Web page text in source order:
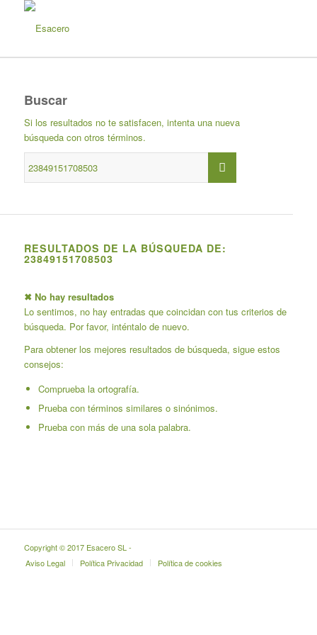
Buscar
Si los resultados no te satisfacen, intenta una nueva
búsqueda con otros términos.
RESULTADOS DE LA BÚSQUEDA DE:
23849151708503
✖ No hay resultados
Lo sentimos, no hay entradas que coincidan con tus criterios de
búsqueda. Por favor, inténtalo de nuevo.
Para obtener los mejores resultados de búsqueda, sigue estos
consejos:
Comprueba la ortografía.
Prueba con términos similares o sinónimos.
Prueba con más de una sola palabra.
Copyright © 2017 Esacero SL -
Aviso Legal
Política Privacidad Política de cookies